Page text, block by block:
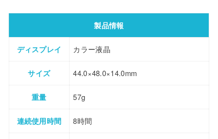
製品情報
ディスプレイ カラー液晶
サイズ 44.0×48.0×14.0mm
重量 57g
連続使用時間 8時間